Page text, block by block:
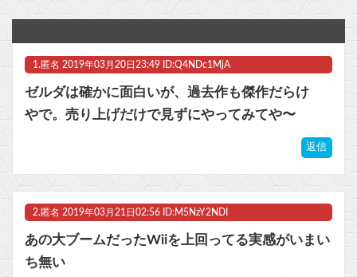
幽☆遊☆白書（全19巻）←これｗｗｗｗｗｗｗｗｗｗｗｗｗｗ他
Switch2版『FF14』緊急メンテでロード時間が8秒から6秒に
ビットコイン再び1600万円へ。ドル円は147円に
1. 匿名 2019年03月20日23:49 ID:Q4NDc1MjA
ゼルダは確かに面白いが、過去作も傑作だらけ
やで。売り上げだけで見ずにやってみてや〜
返信
2. 匿名 2019年03月21日02:56 ID:M5NzY2NDI
あの大ブームだったWiiを上回ってる実感がいまい
ち無い